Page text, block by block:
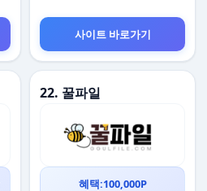
사이트 바로가기
22. 꿀파일
혜택:100,000P